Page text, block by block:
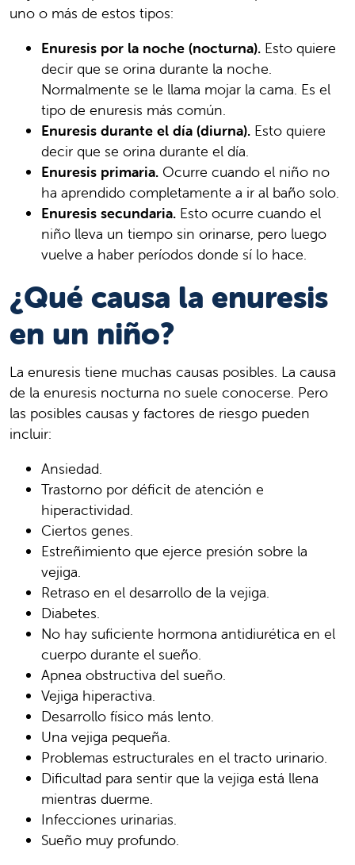
uno o más de estos tipos:
Enuresis por la noche (nocturna). Esto quiere
decir que se orina durante la noche.
Normalmente se le llama mojar la cama. Es el
tipo de enuresis más común.
Enuresis durante el día (diurna). Esto quiere
decir que se orina durante el día.
Enuresis primaria. Ocurre cuando el niño no
ha aprendido completamente a ir al baño solo.
Enuresis secundaria. Esto ocurre cuando el
niño lleva un tiempo sin orinarse, pero luego
vuelve a haber períodos donde sí lo hace.
¿Qué causa la enuresis
en un niño?
La enuresis tiene muchas causas posibles. La causa
de la enuresis nocturna no suele conocerse. Pero
las posibles causas y factores de riesgo pueden
incluir:
Ansiedad.
Trastorno por déficit de atención e
hiperactividad.
Ciertos genes.
Estreñimiento que ejerce presión sobre la
vejiga.
Retraso en el desarrollo de la vejiga.
Diabetes.
No hay suficiente hormona antidiurética en el
cuerpo durante el sueño.
Apnea obstructiva del sueño.
Vejiga hiperactiva.
Desarrollo físico más lento.
Una vejiga pequeña.
Problemas estructurales en el tracto urinario.
Dificultad para sentir que la vejiga está llena
mientras duerme.
Infecciones urinarias.
Sueño muy profundo.